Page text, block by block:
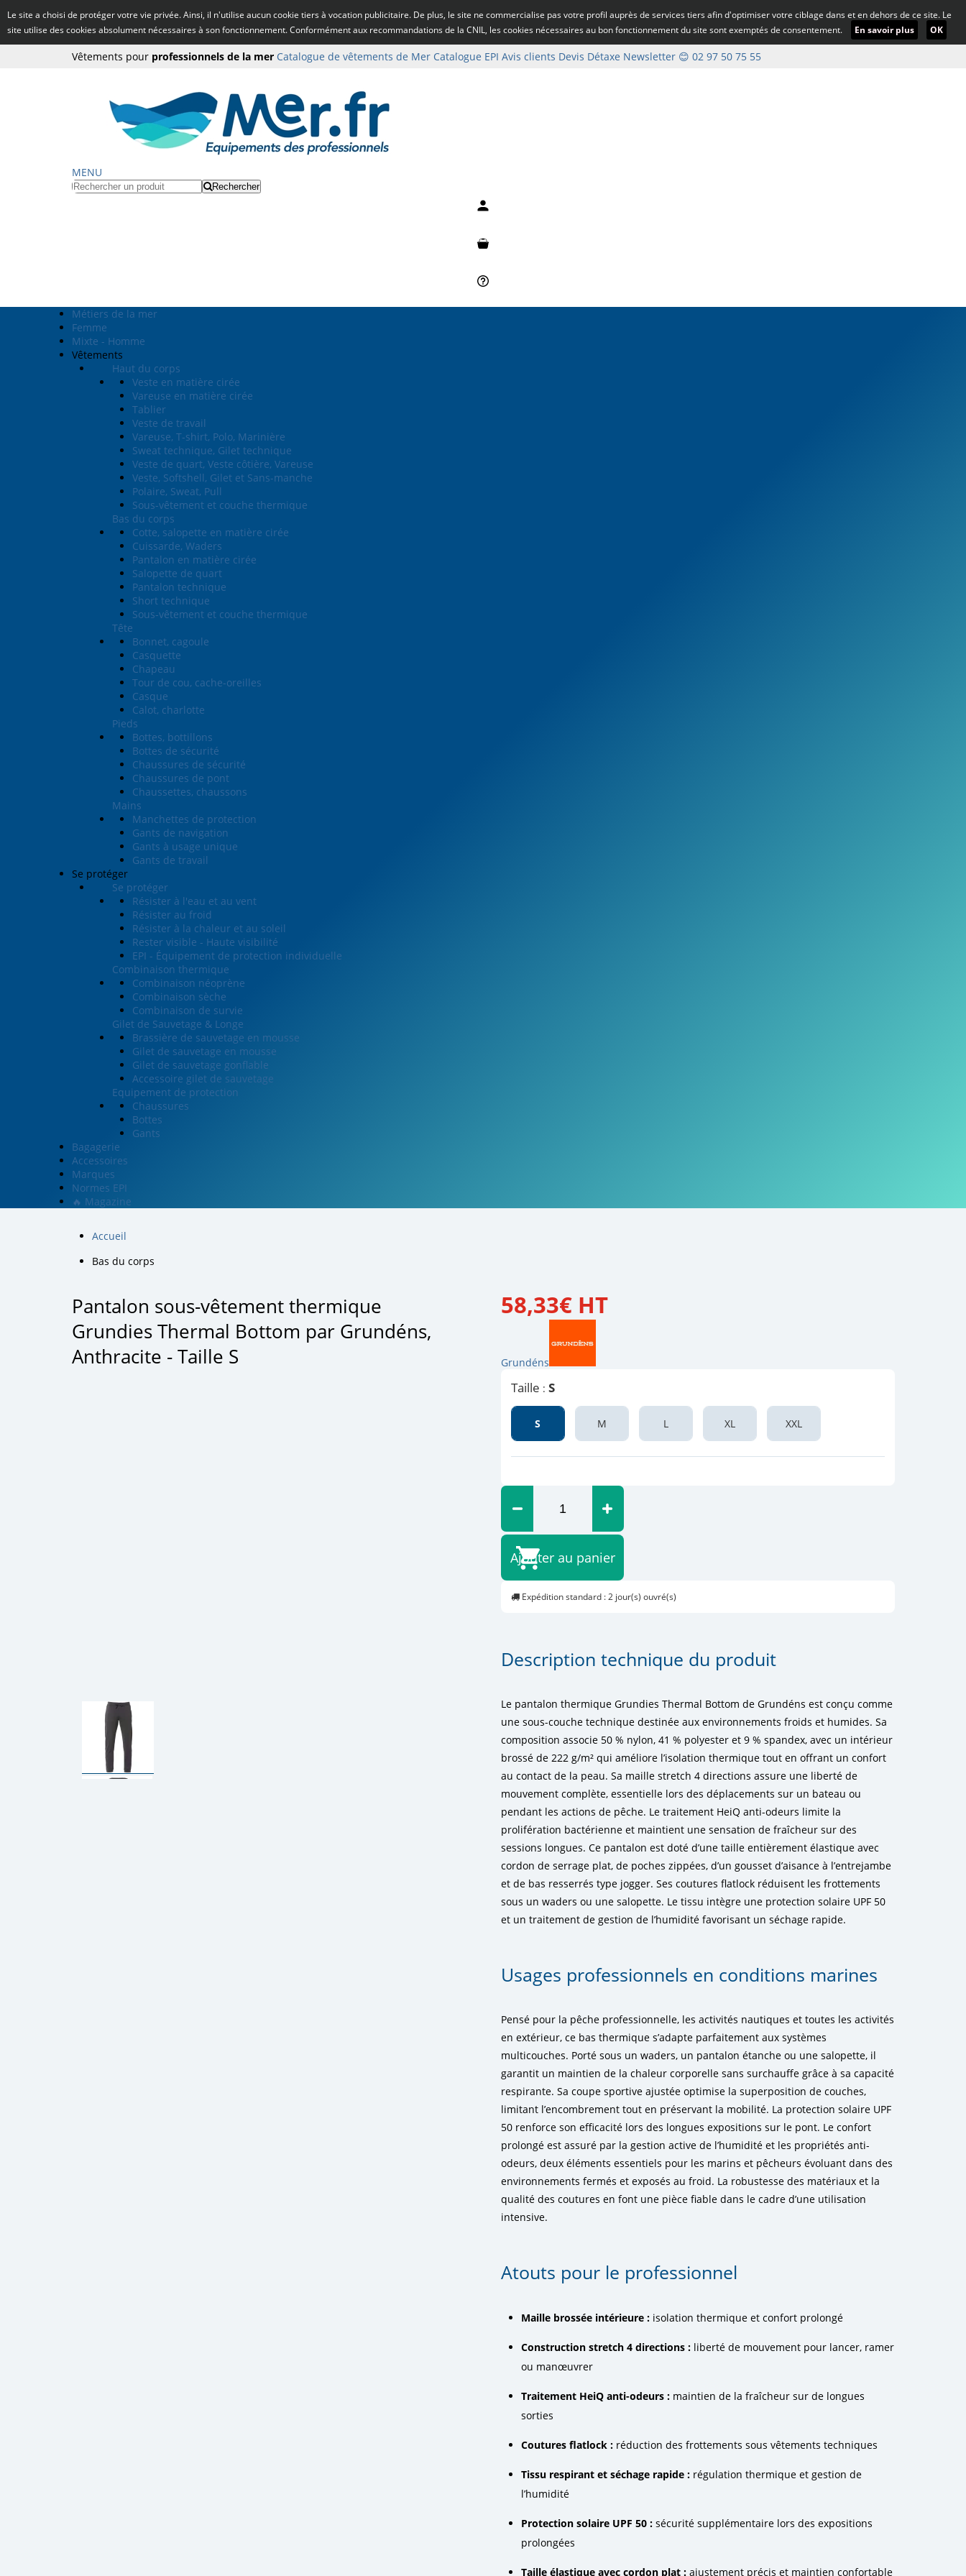
Le site a choisi de protéger votre vie privée. Ainsi, il n'utilise aucun cookie tiers à vocation publicitaire. De plus, le site ne commercialise pas votre profil auprès de services tiers afin d'optimiser votre ciblage dans et en dehors de ce site. Le
site utilise des cookies absolument nécessaires à son fonctionnement. Conformément aux recommandations de la CNIL, les cookies nécessaires au bon fonctionnement du site sont exemptés de consentement.
En savoir plus OK
Vêtements pour professionnels de la mer Catalogue de vêtements de Mer Catalogue EPI Avis clients Devis Détaxe Newsletter 😊 02 97 50 75 55
MENU
Rechercher
Métiers de la mer
Femme
Mixte - Homme
Vêtements
Haut du corps
Veste en matière cirée
Vareuse en matière cirée
Tablier
Veste de travail
Vareuse, T-shirt, Polo, Marinière
Sweat technique, Gilet technique
Veste de quart, Veste côtière, Vareuse
Veste, Softshell, Gilet et Sans-manche
Polaire, Sweat, Pull
Sous-vêtement et couche thermique
Bas du corps
Cotte, salopette en matière cirée
Cuissarde, Waders
Pantalon en matière cirée
Salopette de quart
Pantalon technique
Short technique
Sous-vêtement et couche thermique
Tête
Bonnet, cagoule
Casquette
Chapeau
Tour de cou, cache-oreilles
Casque
Calot, charlotte
Pieds
Bottes, bottillons
Bottes de sécurité
Chaussures de sécurité
Chaussures de pont
Chaussettes, chaussons
Mains
Manchettes de protection
Gants de navigation
Gants à usage unique
Gants de travail
Se protéger
Se protéger
Résister à l'eau et au vent
Résister au froid
Résister à la chaleur et au soleil
Rester visible - Haute visibilité
EPI - Équipement de protection individuelle
Combinaison thermique
Combinaison néoprène
Combinaison sèche
Combinaison de survie
Gilet de Sauvetage & Longe
Brassière de sauvetage en mousse
Gilet de sauvetage en mousse
Gilet de sauvetage gonflable
Accessoire gilet de sauvetage
Equipement de protection
Chaussures
Bottes
Gants
Bagagerie
Accessoires
Marques
Normes EPI
🔥 Magazine
Accueil
Bas du corps
Pantalon sous-vêtement thermique
Grundies Thermal Bottom par Grundéns,
Anthracite - Taille S
58,33€ HT
Grundéns
Taille : S
S M L XL XXL
Ajouter au panier
Expédition standard : 2 jour(s) ouvré(s)
Description technique du produit
Le pantalon thermique Grundies Thermal Bottom de Grundéns est conçu comme
une sous-couche technique destinée aux environnements froids et humides. Sa
composition associe 50 % nylon, 41 % polyester et 9 % spandex, avec un intérieur
brossé de 222 g/m² qui améliore l’isolation thermique tout en offrant un confort
au contact de la peau. Sa maille stretch 4 directions assure une liberté de
mouvement complète, essentielle lors des déplacements sur un bateau ou
pendant les actions de pêche. Le traitement HeiQ anti-odeurs limite la
prolifération bactérienne et maintient une sensation de fraîcheur sur des
sessions longues. Ce pantalon est doté d’une taille entièrement élastique avec
cordon de serrage plat, de poches zippées, d’un gousset d’aisance à l’entrejambe
et de bas resserrés type jogger. Ses coutures flatlock réduisent les frottements
sous un waders ou une salopette. Le tissu intègre une protection solaire UPF 50
et un traitement de gestion de l’humidité favorisant un séchage rapide.
Usages professionnels en conditions marines
Pensé pour la pêche professionnelle, les activités nautiques et toutes les activités
en extérieur, ce bas thermique s’adapte parfaitement aux systèmes
multicouches. Porté sous un waders, un pantalon étanche ou une salopette, il
garantit un maintien de la chaleur corporelle sans surchauffe grâce à sa capacité
respirante. Sa coupe sportive ajustée optimise la superposition de couches,
limitant l’encombrement tout en préservant la mobilité. La protection solaire UPF
50 renforce son efficacité lors des longues expositions sur le pont. Le confort
prolongé est assuré par la gestion active de l’humidité et les propriétés anti-
odeurs, deux éléments essentiels pour les marins et pêcheurs évoluant dans des
environnements fermés et exposés au froid. La robustesse des matériaux et la
qualité des coutures en font une pièce fiable dans le cadre d’une utilisation
intensive.
Atouts pour le professionnel
Maille brossée intérieure : isolation thermique et confort prolongé
Construction stretch 4 directions : liberté de mouvement pour lancer, ramer
ou manœuvrer
Traitement HeiQ anti-odeurs : maintien de la fraîcheur sur de longues
sorties
Coutures flatlock : réduction des frottements sous vêtements techniques
Tissu respirant et séchage rapide : régulation thermique et gestion de
l’humidité
Protection solaire UPF 50 : sécurité supplémentaire lors des expositions
prolongées
Taille élastique avec cordon plat : ajustement précis et maintien confortable